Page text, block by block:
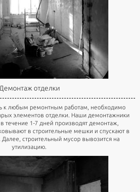
Демонтаж отделки
к любым ремонтным работам, необходимо
элементов отделки. Наши демонтажники
течение 1-7 дней производят демонтаж,
в строительные мешки и спускают в
строительный мусор вывозится на
утилизацию.